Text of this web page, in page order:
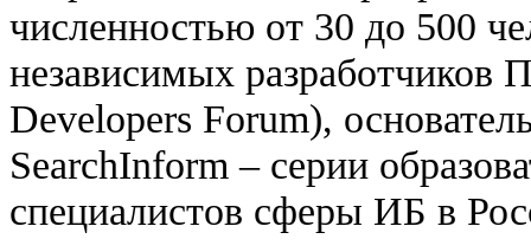
численностью от 30 до 500
независимых
Developers Forum),
SearchInform – серии
специалистов сферы ИБ в